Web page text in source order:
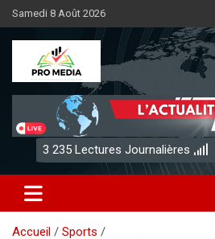
Aller
au
contenu
Samedi 8 Août 2026
Sénégal Promedia
3 235 Lectures Journalières
Accueil
Sports